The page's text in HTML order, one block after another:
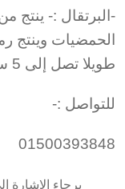
-البرتقال :- ينتج
الحمضيات وينتج
طويلا تصل إلى 5 ساعات.
للتواصل :-
01500393848
برجاء الإشارة